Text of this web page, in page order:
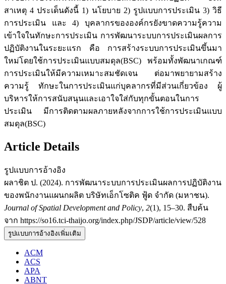
สาเหตุ 4 ประเด็นดังนี้ 1) นโยบาย 2) รูปแบบการประเมิน 3) วิธี
การประเมิน และ 4) บุคลากรขององค์กรยังขาดความรู้ความ
เข้าใจในทักษะการประเมิน การพัฒนาระบบการประเมินผลการ
ปฏิบัติงานในระยะแรก คือ การสร้างระบบการประเมินขึ้นมา
ใหม่โดยใช้การประเมินแบบสมดุล(BSC) พร้อมทั้งพัฒนาเกณฑ์
การประเมินให้มีความเหมาะสมชัดเจน ต่อมาพยายามสร้าง
ความรู้ ทักษะในการประเมินแก่บุคลากรที่มีส่วนเกี่ยวข้อง ผู้
บริหารให้การสนับสนุนและเอาใจใส่กับทุกขั้นตอนในการ
ประเมิน มีการติดตามผลภายหลังจากการใช้การประเมินแบบ
สมดุล(BSC)
Article Details
รูปแบบการอ้างอิง
ผลาชิต ป. (2024). การพัฒนาระบบการประเมินผลการปฏิบัติงาน
ของพนักงานแผนกผลิต บริษัทเอ็กโซติค ฟู้ด จำกัด (มหาชน).
Journal of Spatial Development and Policy, 2(1), 15–30. สืบค้น
จาก https://so16.tci-thaijo.org/index.php/JSDP/article/view/528
รูปแบบการอ้างอิงเพิ่มเติม
ACM
ACS
APA
ABNT